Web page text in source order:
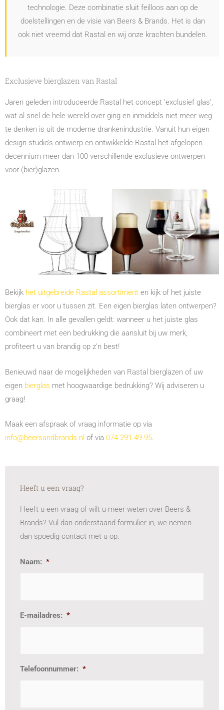
technologie. Deze combinatie sluit feilloos aan op de
doelstellingen en de visie van Beers & Brands. Het is dan
ook niet vreemd dat Rastal en wij onze krachten bundelen.
Exclusieve bierglazen van Rastal
Jaren geleden introduceerde Rastal het concept ‘exclusief glas’,
wat al snel de hele wereld over ging en inmiddels niet meer weg
te denken is uit de moderne drankenindustrie. Vanuit hun eigen
design studio’s ontwierp en ontwikkelde Rastal het afgelopen
decennium meer dan 100 verschillende exclusieve ontwerpen
voor (bier)glazen.
Bekijk het uitgebreide Rastal assortiment en kijk of het juiste
bierglas er voor u tussen zit. Een eigen bierglas laten ontwerpen?
Ook dat kan. In alle gevallen geldt: wanneer u het juiste glas
combineert met een bedrukking die aansluit bij uw merk,
profiteert u van brandig op z’n best!
Benieuwd naar de mogelijkheden van Rastal bierglazen of uw
eigen bierglas met hoogwaardige bedrukking? Wij adviseren u
graag!
Maak een afspraak of vraag informatie op via
info@beersandbrands.nl of via 074 291 49 95.
Heeft u een vraag?
Heeft u een vraag of wilt u meer weten over Beers &
Brands? Vul dan onderstaand formulier in, we nemen
dan spoedig contact met u op.
Naam: *
E-mailadres: *
Telefoonnummer: *